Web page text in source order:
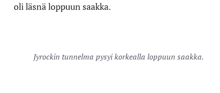
oli läsnä loppuun saakka.
Jyrockin tunnelma pysyi korkealla loppuun saakka.